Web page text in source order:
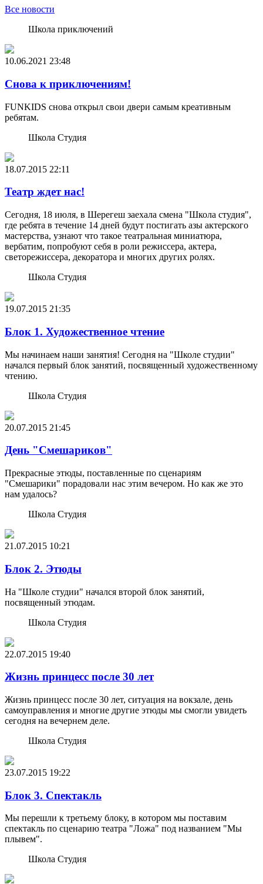
Все новости
Школа приключений
10.06.2021 23:48
Снова к приключениям!
FUNKIDS снова открыл свои двери самым креативным
ребятам.
Школа Студия
18.07.2015 22:11
Театр ждет нас!
Сегодня, 18 июля, в Шерегеш заехала смена "Школа студия",
где ребята в течение 14 дней будут постигать азы актерского
мастерства, узнают что такое театральная миниатюра,
вербатим, попробуют себя в роли режиссера, актера,
светорежиссера, декоратора и многих других ролях.
Школа Студия
19.07.2015 21:35
Блок 1. Художественное чтение
Мы начинаем наши занятия! Сегодня на "Школе студии"
начался первый блок занятий, посвященный художественному
чтению.
Школа Студия
20.07.2015 21:45
День "Смешариков"
Прекрасные этюды, поставленные по сценариям
"Смешарики" порадовали нас этим вечером. Но как же это
нам удалось?
Школа Студия
21.07.2015 10:21
Блок 2. Этюды
На "Школе студии" начался второй блок занятий,
посвященный этюдам.
Школа Студия
22.07.2015 19:40
Жизнь принцесс после 30 лет
Жизнь принцесс после 30 лет, ситуация на вокзале, день
самоуправления и многие другие этюды мы смогли увидеть
сегодня на вечернем деле.
Школа Студия
23.07.2015 19:22
Блок 3. Спектакль
Мы перешли к третьему блоку, в котором мы поставим
спектакль по сценарию театра "Ложа" под названием "Мы
плывем".
Школа Студия